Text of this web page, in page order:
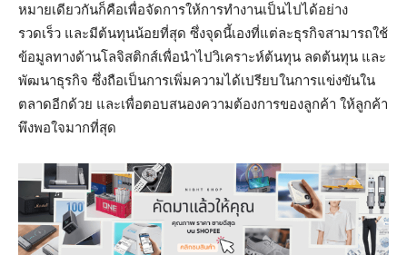
หมายเดียวกันก็คือเพื่อจัดการให้การทำงานเป็นไปได้อย่าง
รวดเร็ว และมีต้นทุนน้อยที่สุด ซึ่งจุดนี้เองที่แต่ละธุรกิจสามารถใช้
ข้อมูลทางด้านโลจิสติกส์เพื่อนำไปวิเคราะห์ต้นทุน ลดต้นทุน และ
พัฒนาธุรกิจ ซึ่งถือเป็นการเพิ่มความได้เปรียบในการแข่งขันใน
ตลาดอีกด้วย และเพื่อตอบสนองความต้องการของลูกค้า ให้ลูกค้า
พึงพอใจมากที่สุด